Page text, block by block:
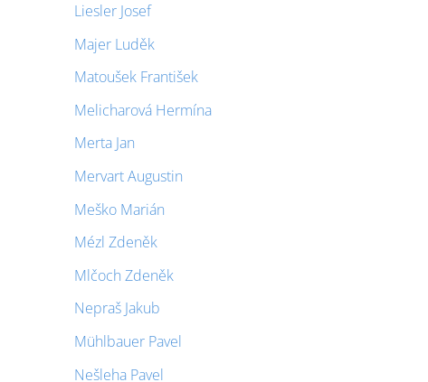
Liesler Josef
Majer Luděk
Matoušek František
Melicharová Hermína
Merta Jan
Mervart Augustin
Meško Marián
Mézl Zdeněk
Mlčoch Zdeněk
Nepraš Jakub
Mühlbauer Pavel
Nešleha Pavel